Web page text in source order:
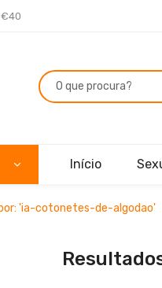
€40
Início
'ia-cotonetes-de-algodao'